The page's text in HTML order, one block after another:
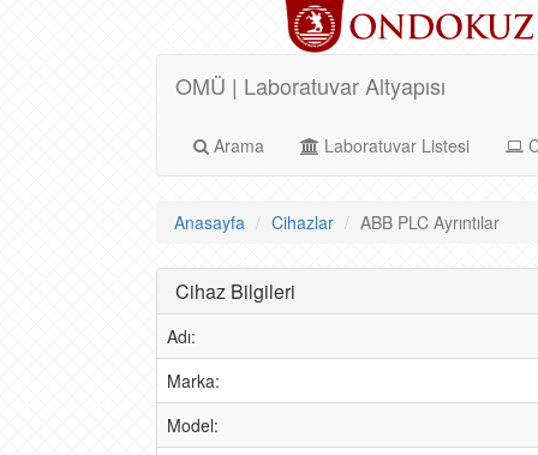
OMÜ | Laboratuvar Altyapısı
Arama Laboratuvar Listesi
Anasayfa Cihazlar ABB PLC Ayrıntılar
Cihaz Bilgileri
Adı:
Marka:
Model: